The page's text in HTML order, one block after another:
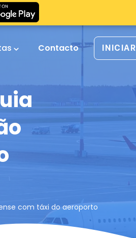
Contacto INICIAR
com táxi do aeroporto